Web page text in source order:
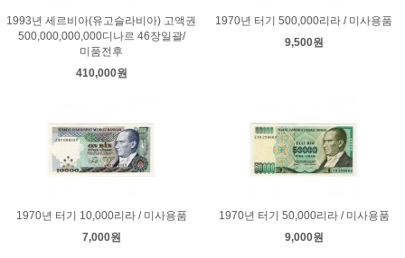
1993년 세르비아(유고슬라비아) 고액권
500,000,000,000디나르 46장일괄/
미품전후
410,000원
1970년 터기 500,000리라 / 미사용품
9,500원
1970년 터기 10,000리라 / 미사용품
7,000원
1970년 터기 50,000리라 / 미사용품
9,000원